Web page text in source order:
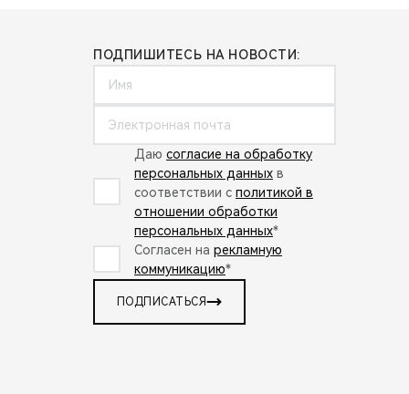
ПОДПИШИТЕСЬ НА НОВОСТИ:
Даю согласие на обработку
персональных данных в
соответствии с политикой в
отношении обработки
персональных данных*
Согласен на рекламную
коммуникацию*
ПОДПИСАТЬСЯ